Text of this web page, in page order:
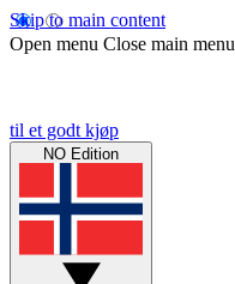
Skip to main content
Open menu Close main menu
til et godt kjøp
NO Edition